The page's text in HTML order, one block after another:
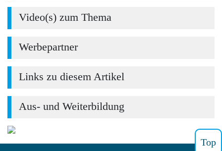
Video(s) zum Thema
Werbepartner
Links zu diesem Artikel
Aus- und Weiterbildung
Top